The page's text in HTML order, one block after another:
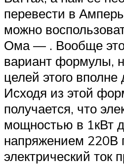
перевести в
можно
Ома — . Вообще
вариант формулы,
целей этого вполне
Исходя из этой
получается, что
мощностью в 1кВт
напряжением 220В
электрический ток